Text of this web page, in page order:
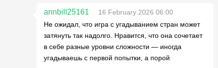
annbill25161
16 February 2026 06:00
Не ожидал, что игра с угадыванием стран может
затянуть так надолго. Нравится, что она сочетает
в себе разные уровни сложности — иногда
угадываешь с первой попытки, а порой